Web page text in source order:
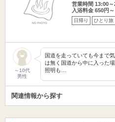
営業時間 13:00
入浴料金 650円～
日帰り ひとり旅
～10代
男性
国道を走っていても今まで
は無く国道から中に入った
照明も…
関連情報から探す